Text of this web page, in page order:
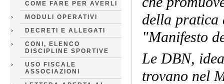
COME FARE PER AVERLI
MODULI OPERATIVI
DECRETI E ALLEGATI
CONI, ELENCO
DISCIPLINE SPORTIVE
USO FISCALE
ASSOCIAZIONI
della pratica
"Manifesto
Le DBN,
trovano nel